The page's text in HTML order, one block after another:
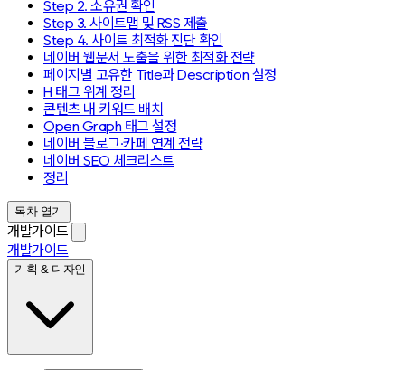
Step 2. 소유권 확인
Step 3. 사이트맵 및 RSS 제출
Step 4. 사이트 최적화 진단 확인
네이버 웹문서 노출을 위한 최적화 전략
페이지별 고유한 Title과 Description 설정
H 태그 위계 정리
콘텐츠 내 키워드 배치
Open Graph 태그 설정
네이버 블로그·카페 연계 전략
네이버 SEO 체크리스트
정리
목차 열기
개발가이드
개발가이드
기획 & 디자인